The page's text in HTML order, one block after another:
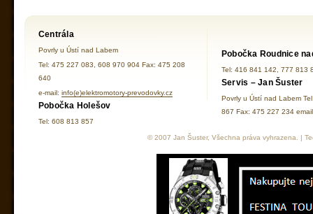
Centrála
Povrly u Ústí nad Labem
Tel: 475 227 083, 608 970 904 Fax: 475 208
640
e-mail: info(e)elektromotory-prevodovky.cz
Pobočka Holešov
Tel: 608 813 857
Pobočka Roudnice
Tel: 416 841 142, 777 813
Servis – Jan Šuster
Povrly u Ústí nad Labem
867 Fax: 475 227 234
© 2007 Jan Šuster, Všechna práva vyhrazena. |